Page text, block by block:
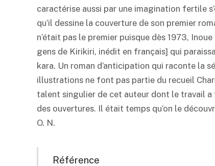
caractérise aussi par une imagination fertile
qu’il dessine la couverture de son premier
n’était pas le premier puisque dès 1973,
gens de Kirikiri, inédit en français] qui
kara. Un roman d’anticipation qui raconte la
illustrations ne font pas partie du recueil
talent singulier de cet auteur dont le travail
des ouvertures. Il était temps qu’on le
O. N.
Référence